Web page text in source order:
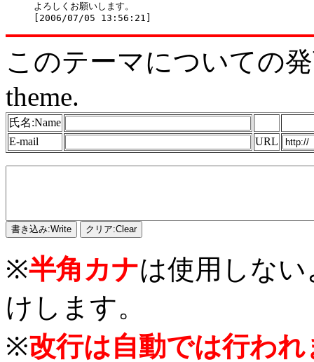
よろしくお願いします。
このテーマについての
theme.
氏名:Name
E-mail
URL
※半角カナは使用しな
けします。
※改行は自動では行わ